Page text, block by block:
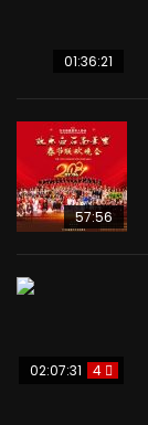
01:36:21
57:56
02:07:31 4